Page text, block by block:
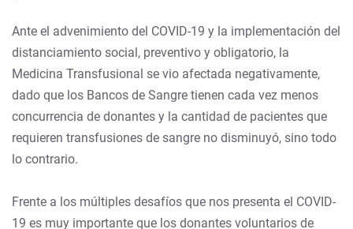
Ante el advenimiento del COVID-19 y la implementación del
distanciamiento social, preventivo y obligatorio, la
Medicina Transfusional se vio afectada negativamente,
dado que los Bancos de Sangre tienen cada vez menos
concurrencia de donantes y la cantidad de pacientes que
requieren transfusiones de sangre no disminuyó, sino todo
lo contrario.
Frente a los múltiples desafíos que nos presenta el COVID-
19 es muy importante que los donantes voluntarios de